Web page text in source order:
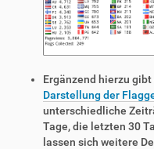
Ergänzend hierzu gibt
Darstellung der
unterschiedliche
Tage, die letzten 30
lassen sich weitere